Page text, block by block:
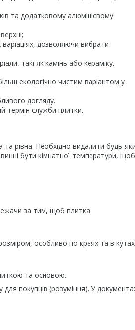
та додатковому алюмінієвому
варіаціях, дозволяючи вибрати
такі як камінь або кераміку,
екологічно чистим варіантом у
догляду.
термін служби плитки.
рівна. Необхідно видалити будь-
бути кімнатної температури, щоб
за тим, щоб плитка
особливо по краях та в кутах
та основою.
покупців (розуміння). У